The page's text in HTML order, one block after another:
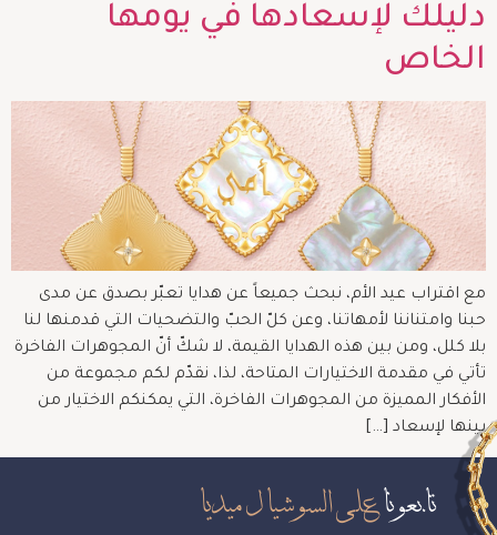
دليلك لإسعادها في يومها
الخاص
مع اقتراب عيد الأم، نبحث جميعاً عن هدايا تعبّر بصدق عن مدى
حبنا وامتناننا لأمهاتنا، وعن كلّ الحبّ والتضحيات التي قدمنها لنا
بلا كلل، ومن بين هذه الهدايا القيمة، لا شكّ أنّ المجوهرات الفاخرة
تأتي في مقدمة الاختيارات المتاحة، لذا، نقدّم لكم مجموعة من
الأفكار المميزة من المجوهرات الفاخرة، التي يمكنكم الاختيار من
بينها لإسعاد […]
تابعوناعلى السوشيال ميديا